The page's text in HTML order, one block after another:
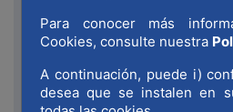
Para conocer más
Cookies, consulte nuestra
A continuación, puede i)
desea que se instalen en